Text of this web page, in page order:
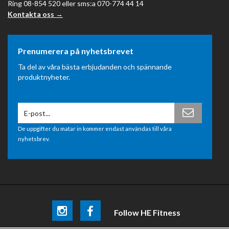
Ring 08-854 520 eller sms:a 070-774 44 14
Kontakta oss →
Prenumerera på nyhetsbrevet
Ta del av våra bästa erbjudanden och spännande
produktnyheter.
De uppgifter du matar in kommer endast användas till våra
nyhetsbrev.
Follow HE Fitness